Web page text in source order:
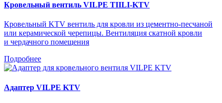
Кровельный вентиль VILPE TIILI-KTV
Кровельный KTV вентиль для кровли из цементно-песчаной
или керамической черепицы. Вентиляция скатной кровли
и чердачного помещения
Подробнее
Адаптер VILPE KTV